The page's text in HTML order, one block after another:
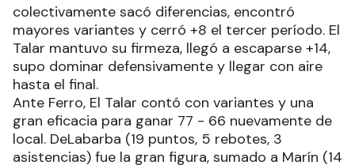
colectivamente sacó diferencias, encontró
mayores variantes y cerró +8 el tercer período. El
Talar mantuvo su firmeza, llegó a escaparse +14,
supo dominar defensivamente y llegar con aire
hasta el final.
Ante Ferro, El Talar contó con variantes y una
gran eficacia para ganar 77 - 66 nuevamente de
local. DeLabarba (19 puntos, 5 rebotes, 3
asistencias) fue la gran figura, sumado a Marín (14